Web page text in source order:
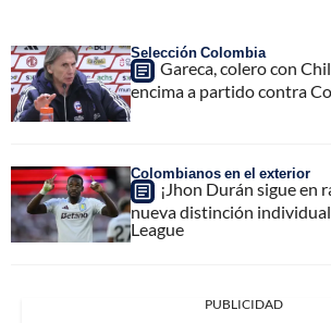
Selección Colombia
Gareca, colero con
encima a partido contra
Colombianos en el exterior
¡Jhon Durán sigue en
nueva distinción
League
PUBLICIDAD